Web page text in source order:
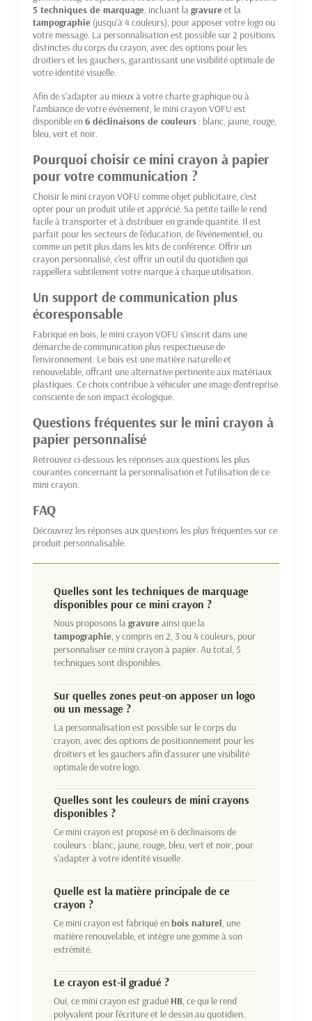
5 techniques de marquage , incluant la gravureet la
tampographie (jusqu'à 4 couleurs), pour apposer votre logo ou
votre message. La personnalisation est possible sur 2 positions
distinctes du corps du crayon, avec des options pour les
droitiers et les gauchers, garantissant une visibilité optimale de
votre identité visuelle.
Afin de s'adapter au mieux à votre charte graphique ou à
l'ambiance de votre événement, le mini crayon VOFU est
disponible en6 déclinaisons de couleurs : blanc, jaune, rouge,
bleu, vert et noir.
Pourquoi choisir ce mini crayon à papier
pour votre communication ?
Choisir le mini crayon VOFU comme objet publicitaire, c'est
opter pour un produit utile et apprécié. Sa petite taille le rend
facile à transporter et à distribuer en grande quantité. Il est
parfait pour les secteurs de l'éducation, de l'événementiel, ou
comme un petit plus dans les kits de conférence. Offrir un
crayon personnalisé, c'est offrir un outil du quotidien qui
rappellera subtilement votre marque à chaque utilisation.
Un support de communication plus
écoresponsable
Fabriqué en bois, le mini crayon VOFU s'inscrit dans une
démarche de communication plus respectueuse de
l'environnement. Le bois est une matière naturelle et
renouvelable, offrant une alternative pertinente aux matériaux
plastiques. Ce choix contribue à véhiculer une image d'entreprise
consciente de son impact écologique.
Questions fréquentes sur le mini crayon à
papier personnalisé
Retrouvez ci-dessous les réponses aux questions les plus
courantes concernant la personnalisation et l'utilisation de ce
mini crayon.
FAQ
Découvrez les réponses aux questions les plus fréquentes sur ce
produit personnalisable.
Quelles sont les techniques de marquage
disponibles pour ce mini crayon ?
Nous proposons la gravureainsi que la
tampographie , y compris en 2, 3 ou 4 couleurs, pour
personnaliser ce mini crayon à papier. Au total, 5
techniques sont disponibles.
Sur quelles zones peut-on apposer un logo
ou un message ?
La personnalisation est possible sur le corps du
crayon, avec des options de positionnement pour les
droitiers et les gauchers afin d'assurer une visibilité
optimale de votre logo.
Quelles sont les couleurs de mini crayons
disponibles ?
Ce mini crayon est proposé en 6 déclinaisons de
couleurs : blanc, jaune, rouge, bleu, vert et noir, pour
s'adapter à votre identité visuelle.
Quelle est la matière principale de ce
crayon ?
Ce mini crayon est fabriqué enbois naturel , une
matière renouvelable, et intègre une gomme à son
extrémité.
Le crayon est-il gradué ?
Oui, ce mini crayon est gradué HB , ce qui le rend
polyvalent pour l'écriture et le dessin au quotidien.